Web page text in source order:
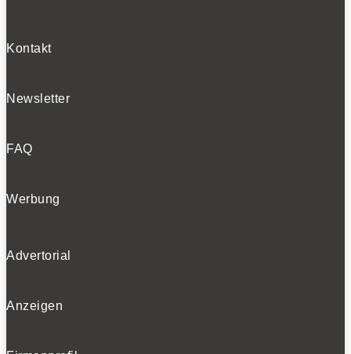
Kontakt
Newsletter
FAQ
Werbung
Advertorial
Anzeigen